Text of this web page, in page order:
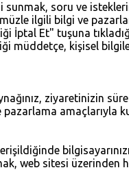
sunmak, soru ve
ilgili bilgi ve
Et" tuşuna
müddetçe, kişisel
ziyaretinizin
amaçlarıyla
web sitesi üzerinden